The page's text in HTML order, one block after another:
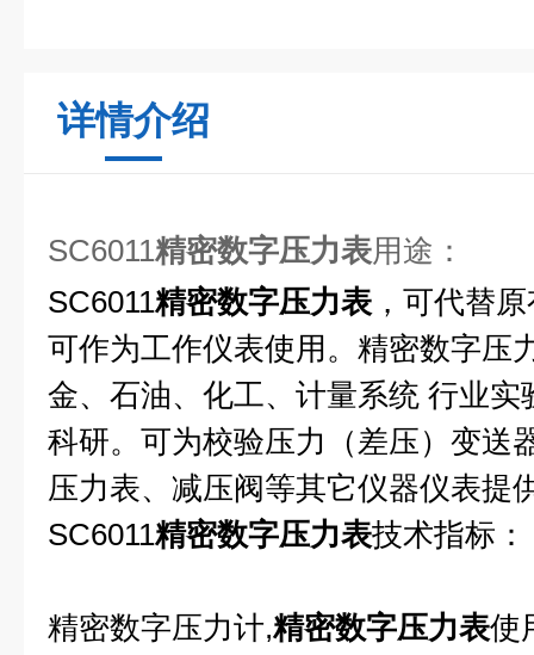
详情介绍
SC6011精密数字压力表用途：
SC6011精密数字压力表 ，可代替
可作为工作仪表使用。精密数字压
金、石油、化工、计量系统 行业
科研。可为校验压力（差压）变送
压力表、减压阀等其它仪器仪表提
SC6011精密数字压力表技术指标：
精密数字压力计,精密数字压力表使